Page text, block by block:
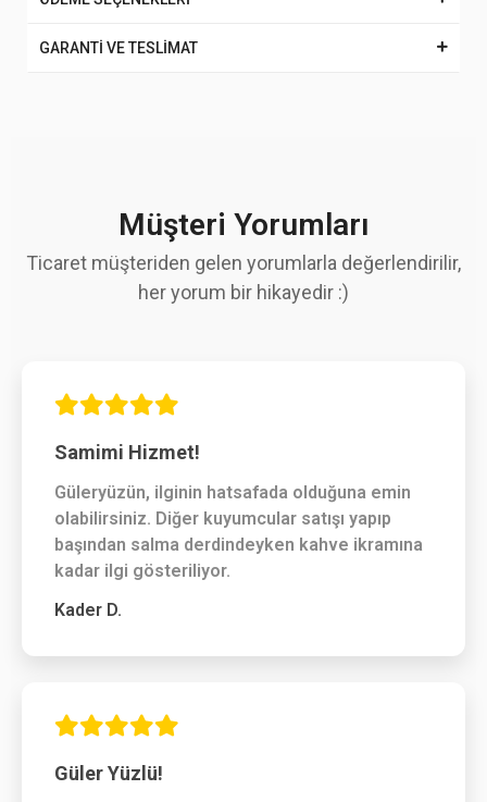
GARANTİ VE TESLİMAT
Müşteri Yorumları
Ticaret müşteriden gelen yorumlarla değerlendirilir,
her yorum bir hikayedir :)
Samimi Hizmet!
Güleryüzün, ilginin hatsafada olduğuna emin
olabilirsiniz. Diğer kuyumcular satışı yapıp
başından salma derdindeyken kahve ikramına
kadar ilgi gösteriliyor.
Kader D.
Güler Yüzlü!